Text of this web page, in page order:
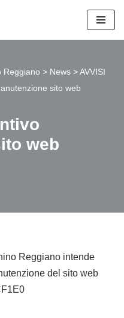
Reggiano > News >AVVISI
sito web
web
Reggiano intende
del sito web